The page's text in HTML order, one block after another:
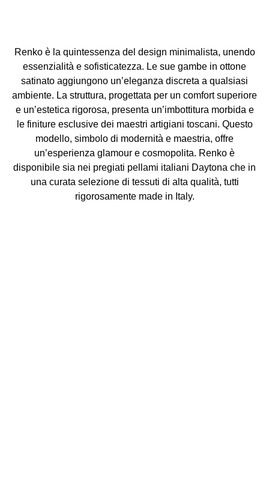
Renko è la quintessenza del design minimalista, unendo
essenzialità e sofisticatezza. Le sue gambe in ottone
satinato aggiungono un’eleganza discreta a qualsiasi
ambiente. La struttura, progettata per un comfort superiore
e un’estetica rigorosa, presenta un’imbottitura morbida e
le finiture esclusive dei maestri artigiani toscani. Questo
modello, simbolo di modernità e maestria, offre
un’esperienza glamour e cosmopolita. Renko è
disponibile sia nei pregiati pellami italiani Daytona che in
una curata selezione di tessuti di alta qualità, tutti
rigorosamente made in Italy.